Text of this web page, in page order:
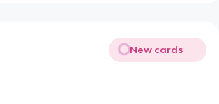
New cards